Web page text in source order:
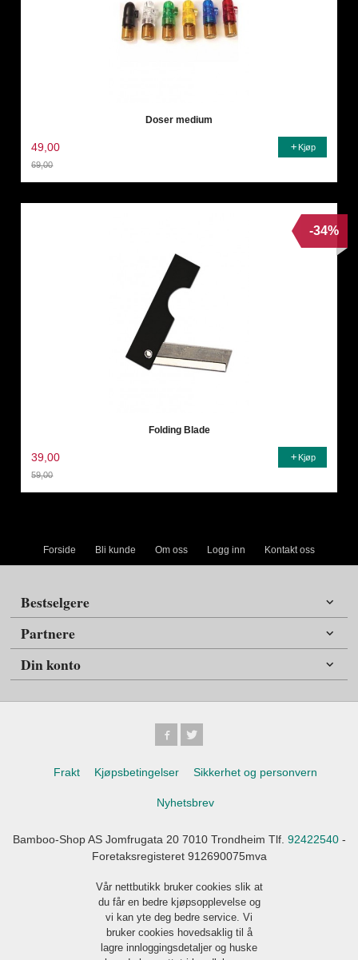
Doser medium
49,00
69,00
Kjøp
Folding Blade
39,00
59,00
Rabatt
-34%
Kjøp
Forside Bli kunde Om oss Logg inn Kontakt oss
Bestselgere
Partnere
Din konto
Frakt Kjøpsbetingelser Sikkerhet og personvern
Nyhetsbrev
Bamboo-Shop AS Jomfrugata 20 7010 Trondheim Tlf. 92422540-
Foretaksregisteret 912690075mva
Vår nettbutikk bruker cookies slik at
du får en bedre kjøpsopplevelse og
vi kan yte deg bedre service. Vi
bruker cookies hovedsaklig til å
lagre innloggingsdetaljer og huske